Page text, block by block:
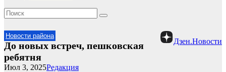
Новости района
Дзен.Новости
До новых встреч, пешковская
ребятня
Редакция
Июл 3, 2025